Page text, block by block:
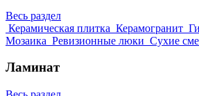
Весь раздел
Керамическая плитка Керамогранит
Мозаика Ревизионные люки Сухие
Ламинат